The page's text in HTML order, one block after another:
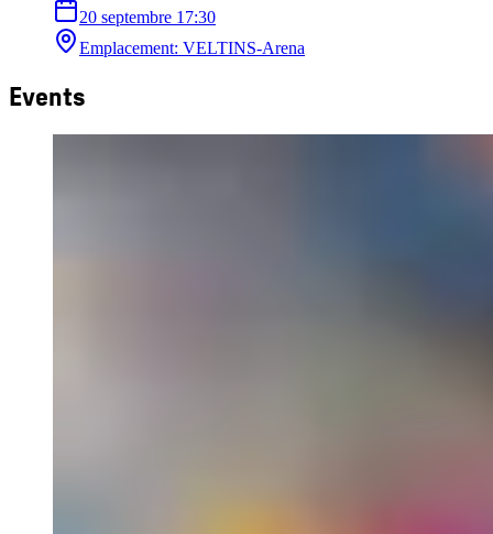
20 septembre 17:30
Emplacement: VELTINS-Arena
Events